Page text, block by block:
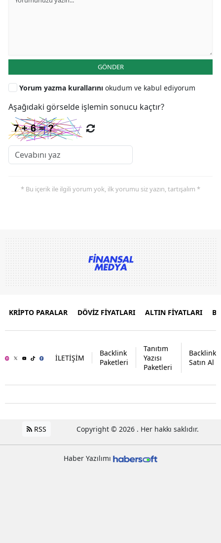
GÖNDER
Yorum yazma kurallarını okudum ve kabul ediyorum
Aşağıdaki görselde işlemin sonucu kaçtır?
* Bu içerik ile ilgili yorum yok, ilk yorumu siz yazın, tartışalım *
KRİPTO PARALAR DÖVİZ FİYATLARI ALTIN FİYATLARI
İLETİŞİM
Backlink
Paketleri
Tanıtım
Yazısı
Paketleri
Backlink
Satın Al
RSS Copyright © 2026 . Her hakkı saklıdır.
Haber Yazılımı